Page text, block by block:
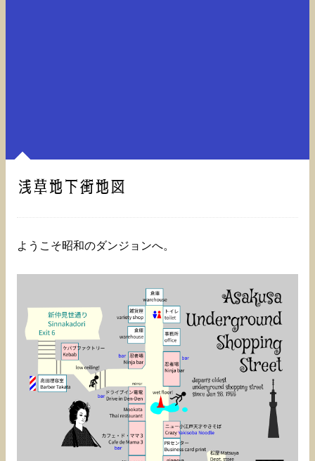
浅草地下街地図
ようこそ昭和のダンジョンへ。